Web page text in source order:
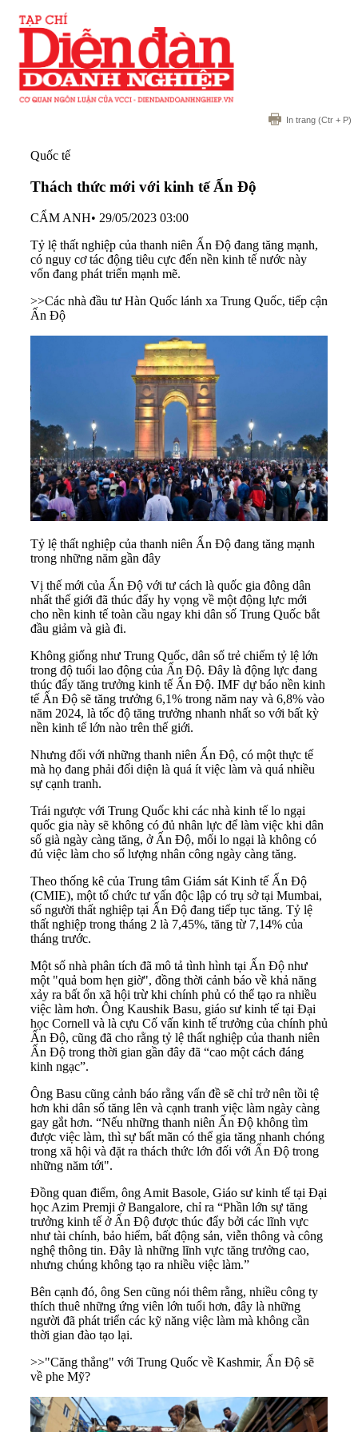
In trang (Ctr + P)
Quốc tế
Thách thức mới với kinh tế Ấn Độ
CẨM ANH• 29/05/2023 03:00
Tỷ lệ thất nghiệp của thanh niên Ấn Độ đang tăng mạnh,
có nguy cơ tác động tiêu cực đến nền kinh tế nước này
vốn đang phát triển mạnh mẽ.
>>Các nhà đầu tư Hàn Quốc lánh xa Trung Quốc, tiếp cận
Ấn Độ
Tỷ lệ thất nghiệp của thanh niên Ấn Độ đang tăng mạnh
trong những năm gần đây
Vị thế mới của Ấn Độ với tư cách là quốc gia đông dân
nhất thế giới đã thúc đẩy hy vọng về một động lực mới
cho nền kinh tế toàn cầu ngay khi dân số Trung Quốc bắt
đầu giảm và già đi.
Không giống như Trung Quốc, dân số trẻ chiếm tỷ lệ lớn
trong độ tuổi lao động của Ấn Độ. Đây là động lực đang
thúc đẩy tăng trưởng kinh tế Ấn Độ. IMF dự báo nền kinh
tế Ấn Độ sẽ tăng trưởng 6,1% trong năm nay và 6,8% vào
năm 2024, là tốc độ tăng trưởng nhanh nhất so với bất kỳ
nền kinh tế lớn nào trên thế giới.
Nhưng đối với những thanh niên Ấn Độ, có một thực tế
mà họ đang phải đối diện là quá ít việc làm và quá nhiều
sự cạnh tranh.
Trái ngược với Trung Quốc khi các nhà kinh tế lo ngại
quốc gia này sẽ không có đủ nhân lực để làm việc khi dân
số già ngày càng tăng, ở Ấn Độ, mối lo ngại là không có
đủ việc làm cho số lượng nhân công ngày càng tăng.
Theo thống kê của Trung tâm Giám sát Kinh tế Ấn Độ
(CMIE), một tổ chức tư vấn độc lập có trụ sở tại Mumbai,
số người thất nghiệp tại Ấn Độ đang tiếp tục tăng. Tỷ lệ
thất nghiệp trong tháng 2 là 7,45%, tăng từ 7,14% của
tháng trước.
Một số nhà phân tích đã mô tả tình hình tại Ấn Độ như
một "quả bom hẹn giờ", đồng thời cảnh báo về khả năng
xảy ra bất ổn xã hội trừ khi chính phủ có thể tạo ra nhiều
việc làm hơn. Ông Kaushik Basu, giáo sư kinh tế tại Đại
học Cornell và là cựu Cố vấn kinh tế trưởng của chính phủ
Ấn Độ, cũng đã cho rằng tỷ lệ thất nghiệp của thanh niên
Ấn Độ trong thời gian gần đây đã “cao một cách đáng
kinh ngạc”.
Ông Basu cũng cảnh báo rằng vấn đề sẽ chỉ trở nên tồi tệ
hơn khi dân số tăng lên và cạnh tranh việc làm ngày càng
gay gắt hơn. “Nếu những thanh niên Ấn Độ không tìm
được việc làm, thì sự bất mãn có thể gia tăng nhanh chóng
trong xã hội và đặt ra thách thức lớn đối với Ấn Độ trong
những năm tới".
Đồng quan điểm, ông Amit Basole, Giáo sư kinh tế tại Đại
học Azim Premji ở Bangalore, chỉ ra “Phần lớn sự tăng
trưởng kinh tế ở Ấn Độ được thúc đẩy bởi các lĩnh vực
như tài chính, bảo hiểm, bất động sản, viễn thông và công
nghệ thông tin. Đây là những lĩnh vực tăng trưởng cao,
nhưng chúng không tạo ra nhiều việc làm.”
Bên cạnh đó, ông Sen cũng nói thêm rằng, nhiều công ty
thích thuê những ứng viên lớn tuổi hơn, đây là những
người đã phát triển các kỹ năng việc làm mà không cần
thời gian đào tạo lại.
>>"Căng thẳng" với Trung Quốc về Kashmir, Ấn Độ sẽ
về phe Mỹ?